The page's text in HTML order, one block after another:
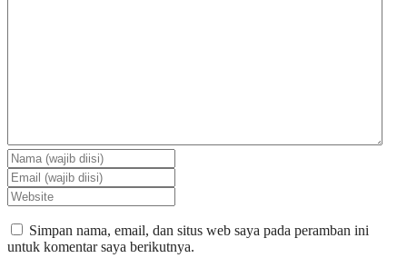
Simpan nama, email, dan situs web saya pada peramban ini
untuk komentar saya berikutnya.